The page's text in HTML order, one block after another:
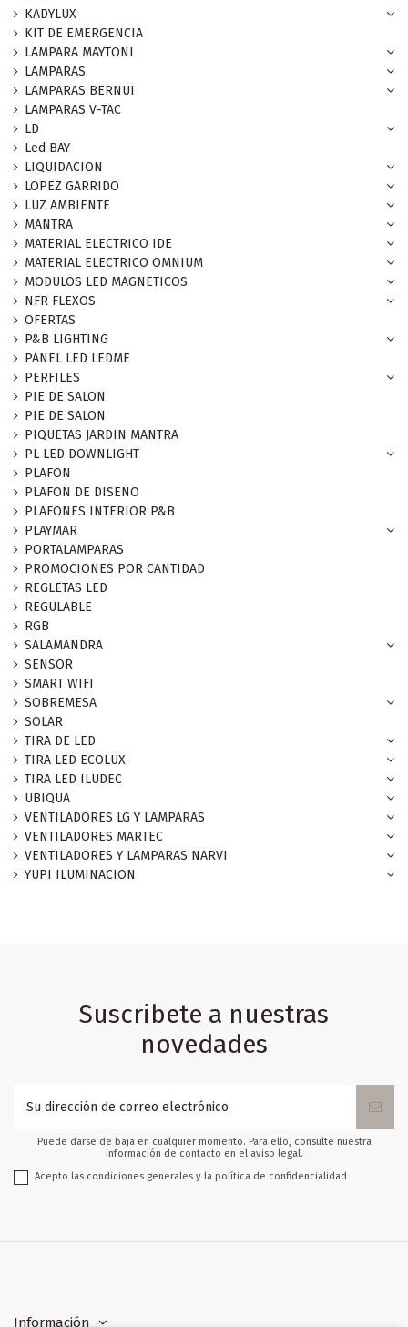
KADYLUX
KIT DE EMERGENCIA
LAMPARA MAYTONI
LAMPARAS
LAMPARAS BERNUI
LAMPARAS V-TAC
LD
Led BAY
LIQUIDACION
LOPEZ GARRIDO
LUZ AMBIENTE
MANTRA
MATERIAL ELECTRICO IDE
MATERIAL ELECTRICO OMNIUM
MODULOS LED MAGNETICOS
NFR FLEXOS
OFERTAS
P&B LIGHTING
PANEL LED LEDME
PERFILES
PIE DE SALON
PIE DE SALON
PIQUETAS JARDIN MANTRA
PL LED DOWNLIGHT
PLAFON
PLAFON DE DISEÑO
PLAFONES INTERIOR P&B
PLAYMAR
PORTALAMPARAS
PROMOCIONES POR CANTIDAD
REGLETAS LED
REGULABLE
RGB
SALAMANDRA
SENSOR
SMART WIFI
SOBREMESA
SOLAR
TIRA DE LED
TIRA LED ECOLUX
TIRA LED ILUDEC
UBIQUA
VENTILADORES LG Y LAMPARAS
VENTILADORES MARTEC
VENTILADORES Y LAMPARAS NARVI
YUPI ILUMINACION
Suscribete a nuestras
novedades
Puede darse de baja en cualquier momento. Para ello, consulte nuestra
información de contacto en el aviso legal.
Acepto las condiciones generales y la política de confidencialidad
Información